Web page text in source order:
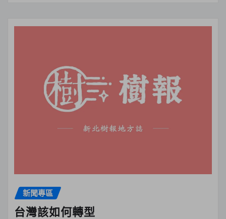
新聞專區
台灣該如何轉型